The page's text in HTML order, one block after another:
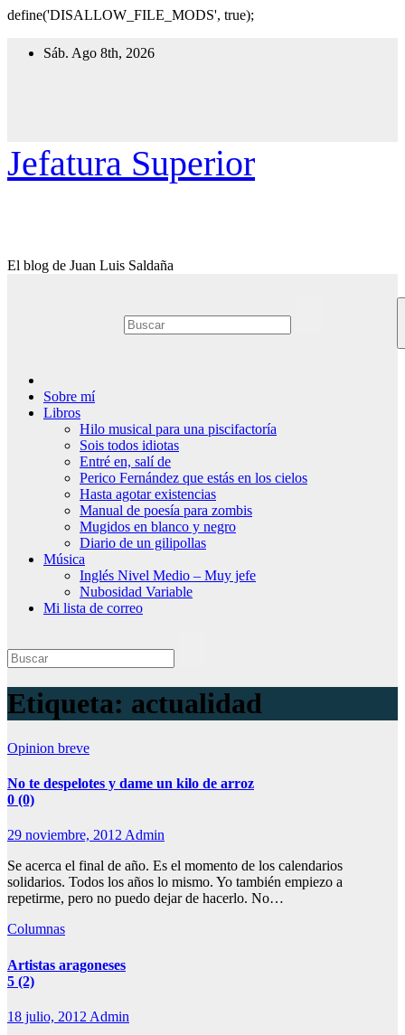
define('DISALLOW_FILE_MODS', true);
Sáb. Ago 8th, 2026
Jefatura Superior
El blog de Juan Luis Saldaña
Sobre mí
Libros
Hilo musical para una piscifactoría
Sois todos idiotas
Entré en, salí de
Perico Fernández que estás en los cielos
Hasta agotar existencias
Manual de poesía para zombis
Mugidos en blanco y negro
Diario de un gilipollas
Música
Inglés Nivel Medio – Muy jefe
Nubosidad Variable
Mi lista de correo
Etiqueta: actualidad
Opinion breve
No te despelotes y dame un kilo de arroz
0 (0)
29 noviembre, 2012Admin
Se acerca el final de año. Es el momento de los calendarios
solidarios. Todos los años lo mismo. Yo también empiezo a
repetirme, pero no puedo dejar de hacerlo. No…
Columnas
Artistas aragoneses
5 (2)
18 julio, 2012 Admin